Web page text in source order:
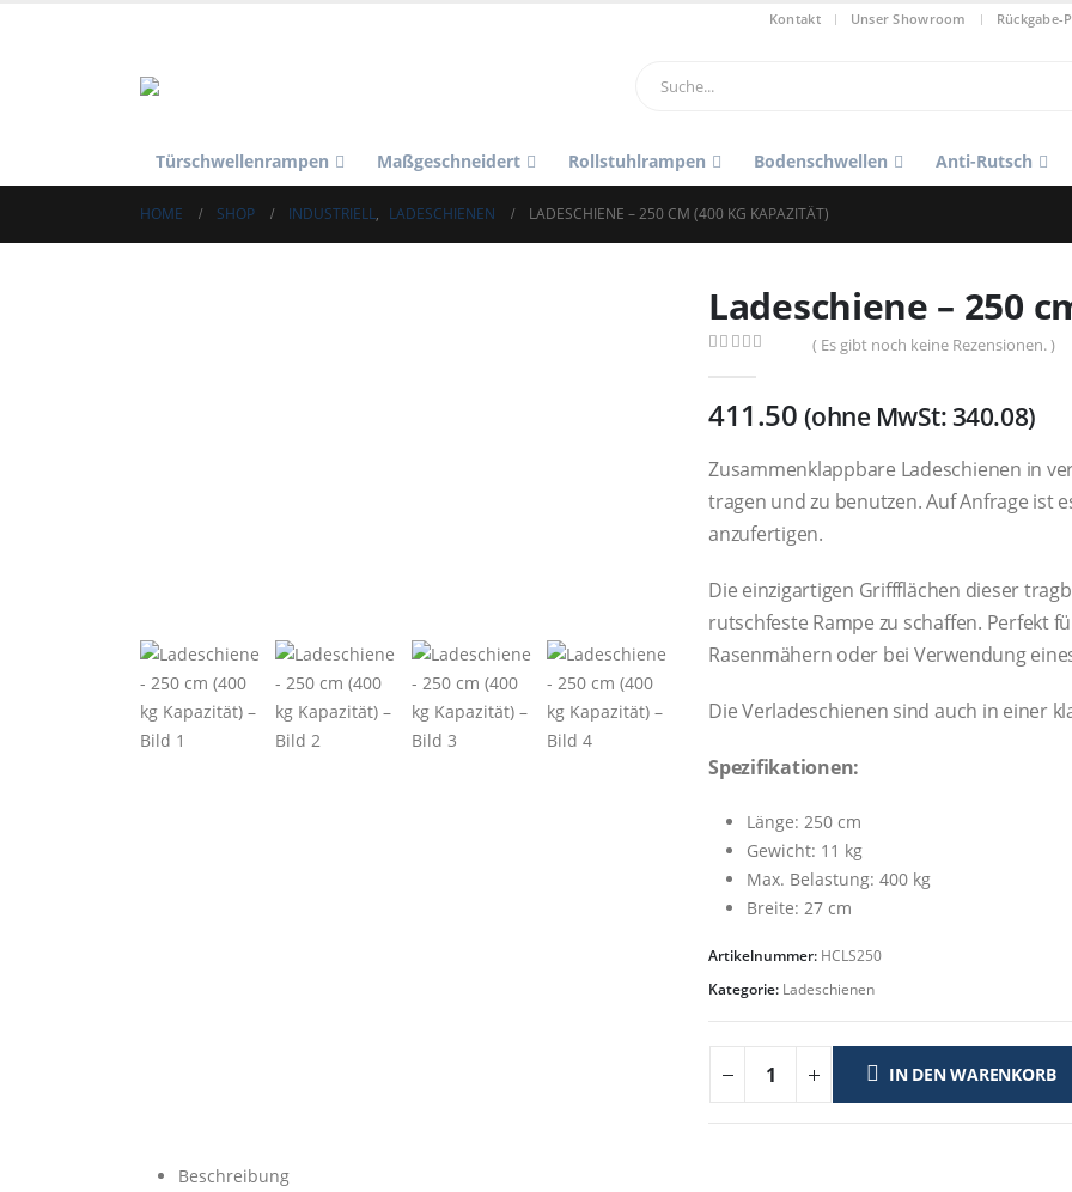
Kontakt Unser Showroom Rückgabe-
Türschwellenrampen Maßgeschneidert Rollstuhlrampen Bodenschwellen Anti-Rutsch
HOME SHOP INDUSTRIELL, LADESCHIENEN LADESCHIENE – 250 CM (400 KG KAPAZITÄT)
Ladeschiene – 250
( Es gibt noch keine Rezensionen. )
411.50 (ohne MwSt:340.08)
Zusammenklappbare Ladeschienen in
tragen und zu benutzen. Auf Anfrage ist
anzufertigen.
Die einzigartigen Griffflächen dieser
rutschfeste Rampe zu schaffen. Perfekt
Rasenmähern oder bei Verwendung
Die Verladeschienen sind auch in einer
Spezifikationen:
Länge: 250 cm
Gewicht: 11 kg
Max. Belastung: 400 kg
Breite: 27 cm
Artikelnummer: HCLS250
Kategorie: Ladeschienen
IN DEN WARENKORB
Beschreibung